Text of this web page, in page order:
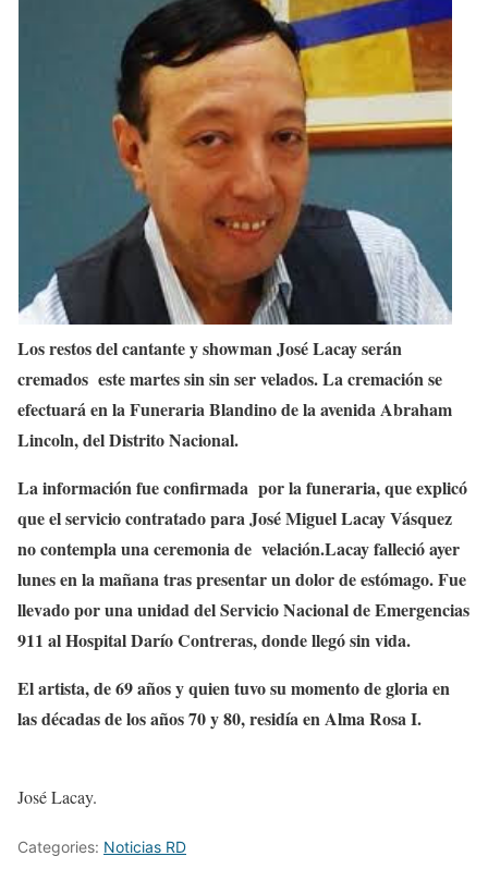
Los restos del cantante y showman José Lacay serán
cremados este martes sin sin ser velados. La cremación se
efectuará en la Funeraria Blandino de la avenida Abraham
Lincoln, del Distrito Nacional.
La información fue confirmada por la funeraria, que explicó
que el servicio contratado para José Miguel Lacay Vásquez
no contempla una ceremonia de velación.Lacay falleció ayer
lunes en la mañana tras presentar un dolor de estómago. Fue
llevado por una unidad del Servicio Nacional de Emergencias
911 al Hospital Darío Contreras, donde llegó sin vida.
El artista, de 69 años y quien tuvo su momento de gloria en
las décadas de los años 70 y 80, residía en Alma Rosa I.
José Lacay.
Categories: Noticias RD